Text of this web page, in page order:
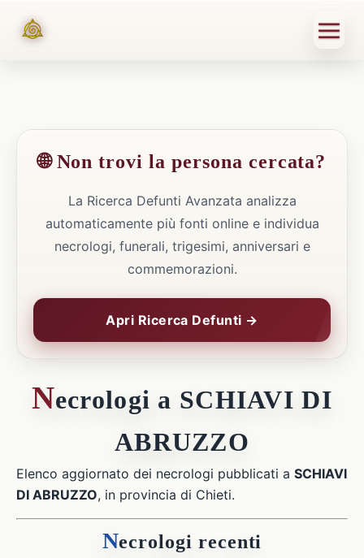
🌐 Non trovi la persona cercata?
La Ricerca Defunti Avanzata analizza
automaticamente più fonti online e individua
necrologi, funerali, trigesimi, anniversari e
commemorazioni.
Apri Ricerca Defunti →
Necrologi a SCHIAVI DI
ABRUZZO
Elenco aggiornato dei necrologi pubblicati a SCHIAVI
DI ABRUZZO, in provincia di Chieti.
Necrologi recenti